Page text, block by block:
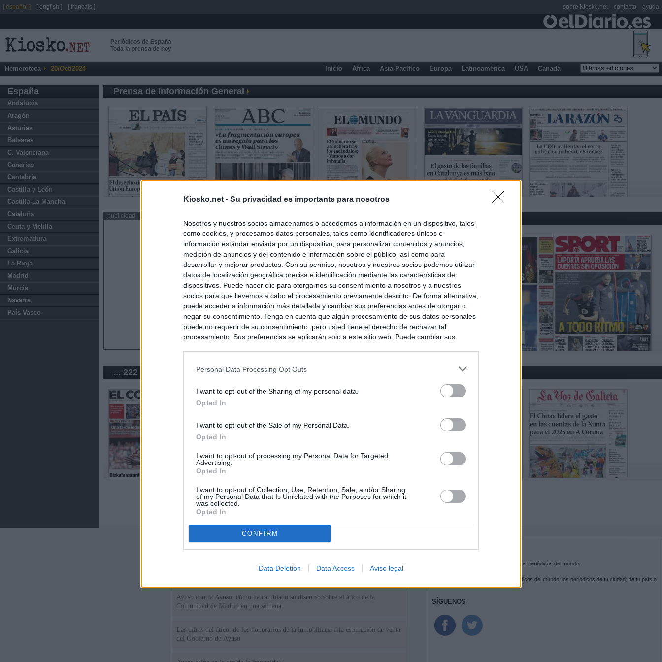
Kiosko.net - Su privacidad es importante para nosotros
Nosotros y nuestros socios almacenamos o accedemos a información en un dispositivo, tales
como cookies, y procesamos datos personales, tales como identificadores únicos e
información estándar enviada por un dispositivo, para personalizar contenidos y anuncios,
medición de anuncios y del contenido e información sobre el público, así como para
desarrollar y mejorar productos. Con su permiso, nosotros y nuestros socios podemos utilizar
datos de localización geográfica precisa e identificación mediante las características de
dispositivos. Puede hacer clic para otorgarnos su consentimiento a nosotros y a nuestros
socios para que llevemos a cabo el procesamiento previamente descrito. De forma alternativa,
puede acceder a información más detallada y cambiar sus preferencias antes de otorgar o
negar su consentimiento. Tenga en cuenta que algún procesamiento de sus datos personales
puede no requerir de su consentimiento, pero usted tiene el derecho de rechazar tal
procesamiento. Sus preferencias se aplicarán solo a este sitio web. Puede cambiar sus
Personal Data Processing Opt Outs
I want to opt-out of the Sharing of my personal data.
Opted In
I want to opt-out of the Sale of my Personal Data.
Opted In
I want to opt-out of processing my Personal Data for Targeted
Advertising.
Opted In
I want to opt-out of Collection, Use, Retention, Sale, and/or Sharing
of my Personal Data that Is Unrelated with the Purposes for which it
was collected.
Opted In
CONFIRM
Data Deletion Data Access Aviso legal
Periódicos de España
Toda la prensa de hoy
Hemeroteca 20/Oct/2024 Inicio África Asia-Pacífico Europa Latinoamérica USA Canadá
España
Andalucía
Aragón
Asturias
Baleares
C. Valenciana
Canarias
Cantabria
Castilla y León
Castilla-La Mancha
Cataluña
Ceuta y Melilla
Extremadura
Galicia
La Rioja
Madrid
Murcia
Navarra
País Vasco
Prensa de Información General
publicidad Prensa Deportiva
... 222 periódicos de España
Últimas noticias
El Gobierno de Ayuso no puede destinar directamente la venta del ático de
Ayuso contra Ayuso: cómo ha cambiado su discurso sobre el ático de la
Comunidad de Madrid en una semana
Las cifras del ático: de los honorarios de la inmobiliaria a la estimación de venta
del Gobierno de Ayuso
es la puerta de entrada a los periódicos del mundo.
Navega por las portadas de los periódicos del mundo: los periódicos de tu ciudad, de tu país o
SÍGUENOS
[ español ] [ english ] [ français ] sobre Kiosko.net contacto ayuda